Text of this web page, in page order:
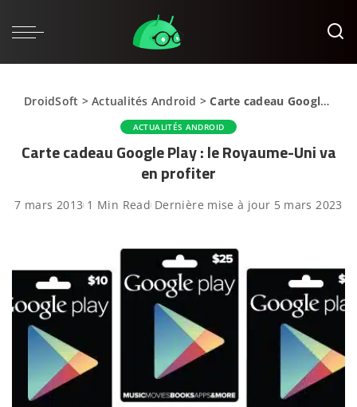
DroidSoft >Actualités Android >Carte cadeau Google Play : le Royaume-Uni va en profiter
ACTUALITÉS ANDROID
Carte cadeau Google Play : le Royaume-Uni va
en profiter
7 mars 2013 1 Min Read Dernière mise à jour 5 mars 2023